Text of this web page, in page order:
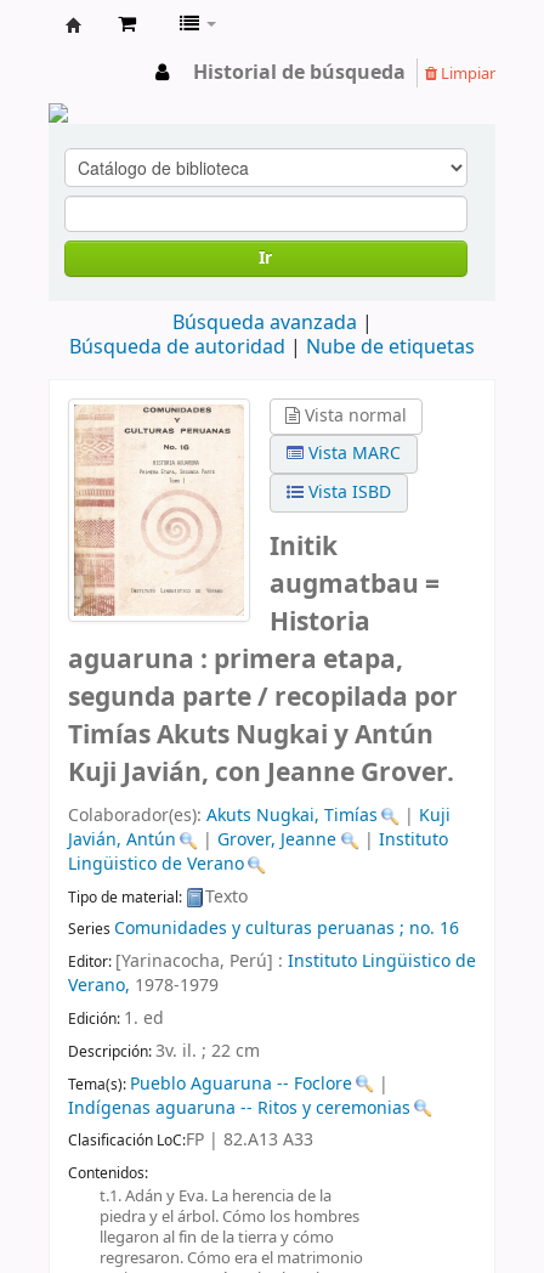
Historial de búsqueda Limpiar
Ir
Búsqueda avanzada
Búsqueda de autoridad
Nube de etiquetas
Vista normal
Vista MARC
Vista ISBD
Initik
augmatbau =
Historia
aguaruna : primera etapa,
segunda parte /recopilada por
Timías Akuts Nugkai y Antún
Kuji Javián, con Jeanne Grover.
Colaborador(es): Akuts Nugkai, Timías | Kuji
Javián, Antún
|Grover, Jeanne | Instituto
Lingüistico de Verano
Tipo de material: Texto
Series Comunidades y culturas peruanas ; no. 16
Editor: [Yarinacocha, Perú] : Instituto Lingüistico de
Verano, 1978-1979
Edición: 1. ed
Descripción:3v. il. ; 22 cm
Tema(s): Pueblo Aguaruna -- Foclore
|
Indígenas aguaruna -- Ritos y ceremonias
Clasificación LoC:FP | 82.A13 A33
Contenidos:
t.1. Adán y Eva. La herencia de la
piedra y el árbol. Cómo los hombres
llegaron al fin de la tierra y cómo
regresaron. Cómo era el matrimonio